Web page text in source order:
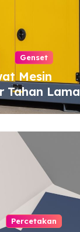
Genset
Mesin
Tahan Lama
Percetakan